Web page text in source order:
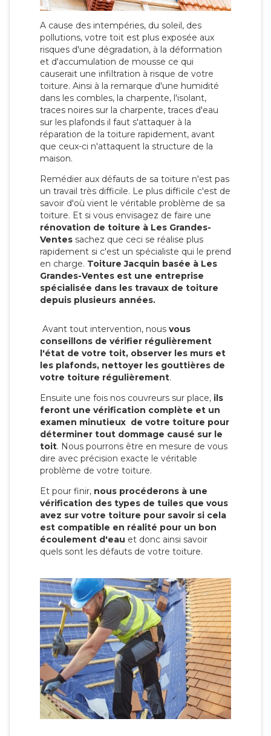
A cause des intempéries, du soleil, des
pollutions, votre toit est plus exposée aux
risques d'une dégradation, à la déformation
et d'accumulation de mousse ce qui
causerait une infiltration à risque de votre
toiture. Ainsi à la remarque d'une humidité
dans les combles, la charpente, l'isolant,
traces noires sur la charpente, traces d'eau
sur les plafonds il faut s'attaquer à la
réparation de la toiture rapidement, avant
que ceux-ci n'attaquent la structure de la
maison.
Remédier aux défauts de sa toiture n'est pas
un travail très difficile. Le plus difficile c'est de
savoir d'où vient le véritable problème de sa
toiture. Et si vous envisagez de faire une
rénovation de toiture à Les Grandes-
Ventes sachez que ceci se réalise plus
rapidement si c'est un spécialiste qui le prend
en charge. Toiture Jacquin basée à Les
Grandes-Ventes est une entreprise
spécialisée dans les travaux de toiture
depuis plusieurs années.
Avant tout intervention, nous vous
conseillons de vérifier régulièrement
l'état de votre toit, observer les murs et
les plafonds, nettoyer les gouttières de
votre toiture régulièrement.
Ensuite une fois nos couvreurs sur place, ils
feront une vérification complète et un
examen minutieux de votre toiture pour
déterminer tout dommage causé sur le
toit. Nous pourrons être en mesure de vous
dire avec précision exacte le véritable
problème de votre toiture.
Et pour finir, nous procéderons à une
vérification des types de tuiles que vous
avez sur votre toiture pour savoir si cela
est compatible en réalité pour un bon
écoulement d'eau et donc ainsi savoir
quels sont les défauts de votre toiture.